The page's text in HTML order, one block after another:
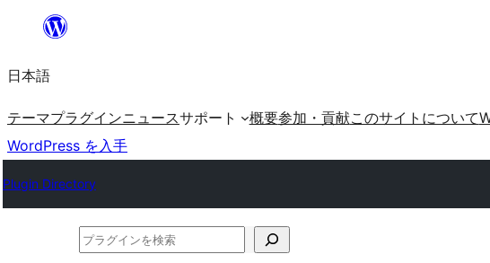
を
ッ
プ
日本語
テーマプラグインニュースサポート 概要参加・貢献このサイトについて
WordPress を入手
Plugin Directory
プ